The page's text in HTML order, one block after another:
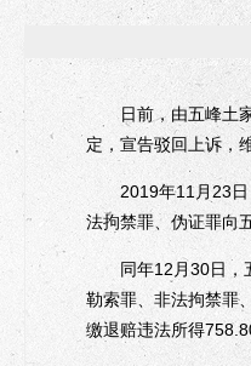
日前，由五峰土家
定，宣告驳回上诉，
2019年11月23日，
法拘禁罪、伪证罪向
同年12月30日，五
勒索罪、非法拘禁罪
缴退赔违法所得